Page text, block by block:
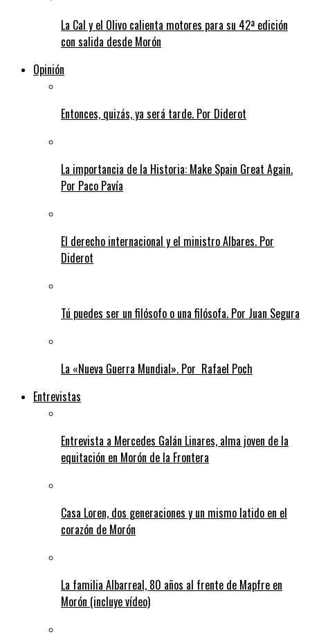
La Cal y el Olivo calienta motores para su 42ª edición
con salida desde Morón
Opinión
Entonces, quizás, ya será tarde. Por Diderot
La importancia de la Historia: Make Spain Great Again.
Por Paco Pavía
El derecho internacional y el ministro Albares. Por
Diderot
Tú puedes ser un filósofo o una filósofa. Por Juan Segura
La «Nueva Guerra Mundial». Por Rafael Poch
Entrevistas
Entrevista a Mercedes Galán Linares, alma joven de la
equitación en Morón de la Frontera
Casa Loren, dos generaciones y un mismo latido en el
corazón de Morón
La familia Albarreal, 80 años al frente de Mapfre en
Morón (incluye vídeo)